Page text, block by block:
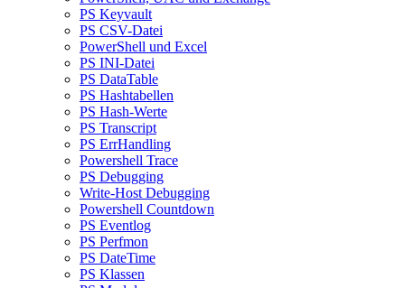
PS Keyvault
PS CSV-Datei
PowerShell und Excel
PS INI-Datei
PS DataTable
PS Hashtabellen
PS Hash-Werte
PS Transcript
PS ErrHandling
Powershell Trace
PS Debugging
Write-Host Debugging
Powershell Countdown
PS Eventlog
PS Perfmon
PS DateTime
PS Klassen